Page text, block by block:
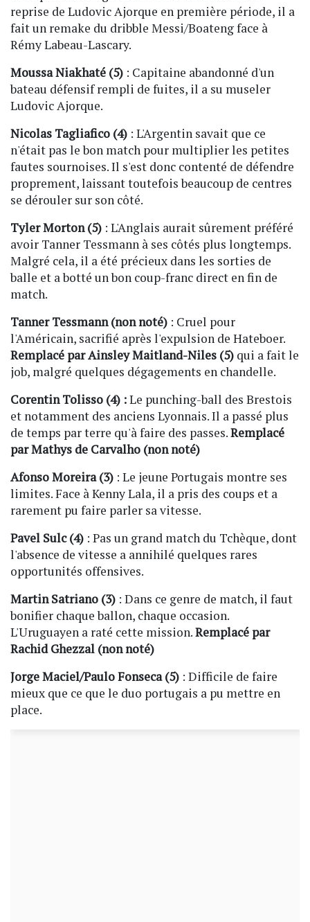
reprise de Ludovic Ajorque en première période, il a
fait un remake du dribble Messi/Boateng face à
Rémy Labeau-Lascary.
Moussa Niakhaté (5) : Capitaine abandonné d'un
bateau défensif rempli de fuites, il a su museler
Ludovic Ajorque.
Nicolas Tagliafico (4) : L'Argentin savait que ce
n'était pas le bon match pour multiplier les petites
fautes sournoises. Il s'est donc contenté de défendre
proprement, laissant toutefois beaucoup de centres
se dérouler sur son côté.
Tyler Morton (5) : L'Anglais aurait sûrement préféré
avoir Tanner Tessmann à ses côtés plus longtemps.
Malgré cela, il a été précieux dans les sorties de
balle et a botté un bon coup-franc direct en fin de
match.
Tanner Tessmann (non noté) : Cruel pour
l'Américain, sacrifié après l'expulsion de Hateboer.
Remplacé par Ainsley Maitland-Niles (5) qui a fait le
job, malgré quelques dégagements en chandelle.
Corentin Tolisso (4) :Le punching-ball des Brestois
et notamment des anciens Lyonnais. Il a passé plus
de temps par terre qu'à faire des passes.Remplacé
par Mathys de Carvalho (non noté)
Afonso Moreira (3) : Le jeune Portugais montre ses
limites. Face à Kenny Lala, il a pris des coups et a
rarement pu faire parler sa vitesse.
Pavel Sulc (4) : Pas un grand match du Tchèque, dont
l'absence de vitesse a annihilé quelques rares
opportunités offensives.
Martin Satriano (3) : Dans ce genre de match, il faut
bonifier chaque ballon, chaque occasion.
L'Uruguayen a raté cette mission.Remplacé par
Rachid Ghezzal (non noté)
Jorge Maciel/Paulo Fonseca (5) : Difficile de faire
mieux que ce que le duo portugais a pu mettre en
place.